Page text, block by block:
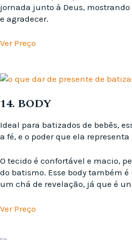
jornada junto à Deus,
e agradecer.
Ver Preço
14. BODY
Ideal para batizados de bebês,
a fé, e o poder que ela
O tecido é confortável e macio,
do batismo. Esse body também
um chá de revelação, já que é
Ver Preço